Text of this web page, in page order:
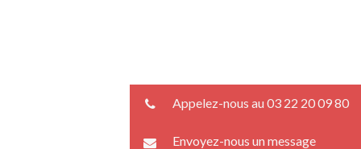
Appelez-nous au 03 22 20 09 80
Envoyez-nous un message